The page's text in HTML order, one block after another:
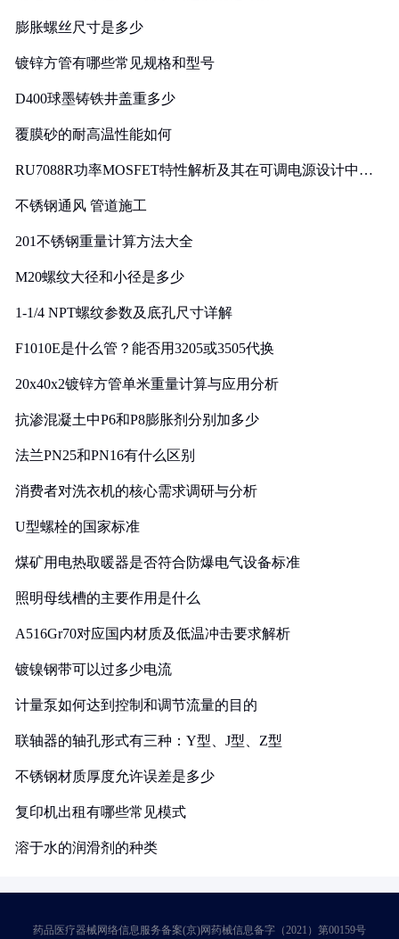
膨胀螺丝尺寸是多少
镀锌方管有哪些常见规格和型号
D400球墨铸铁井盖重多少
覆膜砂的耐高温性能如何
RU7088R功率MOSFET特性解析及其在可调电源设计中的
不锈钢通风 管道施工
201不锈钢重量计算方法大全
M20螺纹大径和小径是多少
1-1/4 NPT螺纹参数及底孔尺寸详解
F1010E是什么管？能否用3205或3505代换
20x40x2镀锌方管单米重量计算与应用分析
抗渗混凝土中P6和P8膨胀剂分别加多少
法兰PN25和PN16有什么区别
消费者对洗衣机的核心需求调研与分析
U型螺栓的国家标准
煤矿用电热取暖器是否符合防爆电气设备标准
照明母线槽的主要作用是什么
A516Gr70对应国内材质及低温冲击要求解析
镀镍钢带可以过多少电流
计量泵如何达到控制和调节流量的目的
联轴器的轴孔形式有三种：Y型、J型、Z型
不锈钢材质厚度允许误差是多少
复印机出租有哪些常见模式
溶于水的润滑剂的种类
药品医疗器械网络信息服务备案(京)网药械信息备字（2021）第00159号